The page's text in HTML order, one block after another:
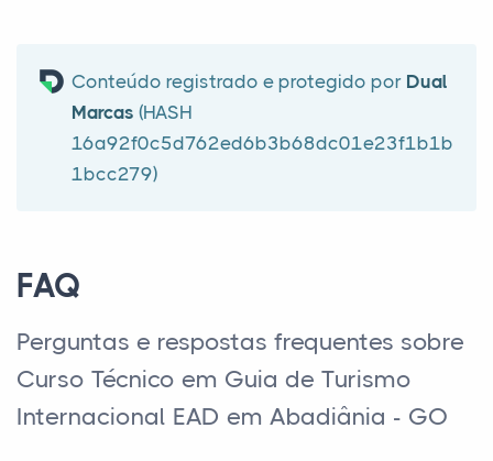
Conteúdo registrado e protegido por Dual
Marcas (HASH
16a92f0c5d762ed6b3b68dc01e23f1b1b
1bcc279)
FAQ
Perguntas e respostas frequentes sobre
Curso Técnico em Guia de Turismo
Internacional EAD em Abadiânia - GO